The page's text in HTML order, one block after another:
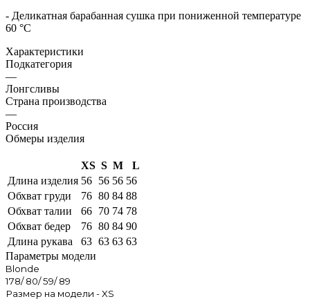
- Деликатная барабанная сушка при пониженной температуре
60 °C
Характеристики
Подкатегория
—
Лонгсливы
Страна производства
—
Россия
Обмеры изделия
XS S M
L
Длина изделия 56 56 56 56
Обхват груди
76 80 84 88
Обхват талии
66 70 74 78
Обхват бедер
76 80 84 90
Длина рукава
63 63 63 63
Параметры модели
Blonde
178/ 80/ 59/ 89
Размер на модели - XS